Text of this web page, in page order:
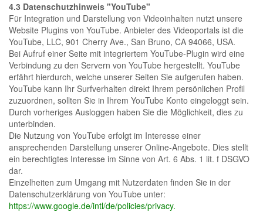
4.3 Datenschutzhinweis "YouTube"
Für Integration und Darstellung von Videoinhalten nutzt unsere
Website Plugins von YouTube. Anbieter des Videoportals ist die
YouTube, LLC, 901 Cherry Ave., San Bruno, CA 94066, USA.
Bei Aufruf einer Seite mit integriertem YouTube-Plugin wird eine
Verbindung zu den Servern von YouTube hergestellt. YouTube
erfährt hierdurch, welche unserer Seiten Sie aufgerufen haben.
YouTube kann Ihr Surfverhalten direkt Ihrem persönlichen Profil
zuzuordnen, sollten Sie in Ihrem YouTube Konto eingeloggt sein.
Durch vorheriges Ausloggen haben Sie die Möglichkeit, dies zu
unterbinden.
Die Nutzung von YouTube erfolgt im Interesse einer
ansprechenden Darstellung unserer Online-Angebote. Dies stellt
ein berechtigtes Interesse im Sinne von Art. 6 Abs. 1 lit. f DSGVO
dar.
Einzelheiten zum Umgang mit Nutzerdaten finden Sie in der
Datenschutzerklärung von YouTube unter:
https://www.google.de/intl/de/policies/privacy.